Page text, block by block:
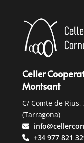
Celler
Montsant
C/ Comte de Rius,
(Tarragona)
+34 977 821